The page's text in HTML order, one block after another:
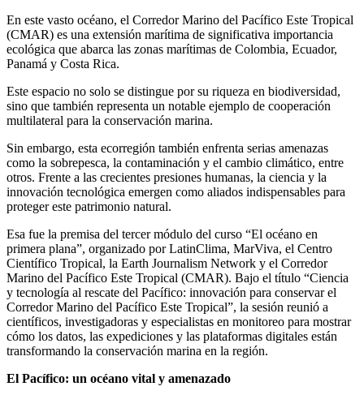
En este vasto océano, el Corredor Marino del Pacífico Este Tropical
(CMAR) es una extensión marítima de significativa importancia
ecológica que abarca las zonas marítimas de Colombia, Ecuador,
Panamá y Costa Rica.
Este espacio no solo se distingue por su riqueza en biodiversidad,
sino que también representa un notable ejemplo de cooperación
multilateral para la conservación marina.
Sin embargo, esta ecorregión también enfrenta serias amenazas
como la sobrepesca, la contaminación y el cambio climático, entre
otros. Frente a las crecientes presiones humanas, la ciencia y la
innovación tecnológica emergen como aliados indispensables para
proteger este patrimonio natural.
Esa fue la premisa del tercer módulo del curso “El océano en
primera plana”, organizado por LatinClima, MarViva, el Centro
Científico Tropical, la Earth Journalism Network y el Corredor
Marino del Pacífico Este Tropical (CMAR). Bajo el título “Ciencia
y tecnología al rescate del Pacífico: innovación para conservar el
Corredor Marino del Pacífico Este Tropical”, la sesión reunió a
científicos, investigadoras y especialistas en monitoreo para mostrar
cómo los datos, las expediciones y las plataformas digitales están
transformando la conservación marina en la región.
El Pacífico: un océano vital y amenazado